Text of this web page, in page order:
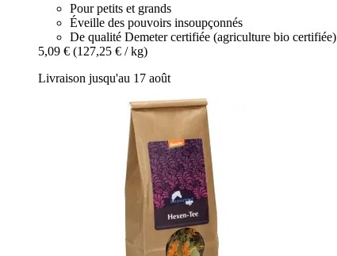
Pour petits et grands
Éveille des pouvoirs insoupçonnés
De qualité Demeter certifiée (agriculture bio certifiée)
5,09 € (127,25 € / kg)
Livraison jusqu'au 17 août